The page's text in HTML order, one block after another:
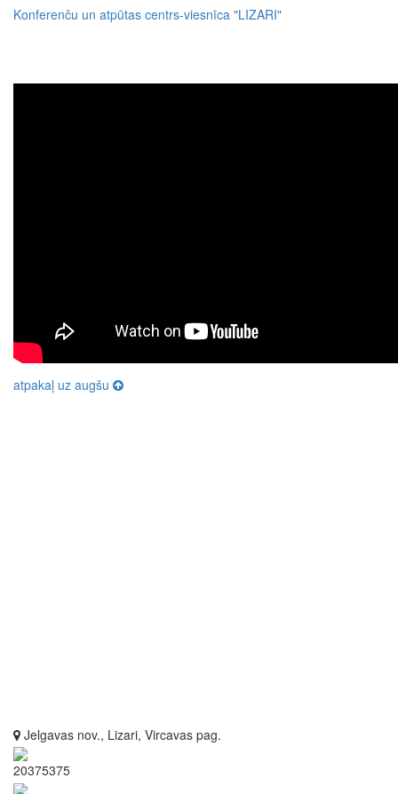
Konferenču un atpūtas centrs-viesnīca "LIZARI"
atpakaļ uz augšu
Jelgavas nov., Lizari, Vircavas pag.
20375375